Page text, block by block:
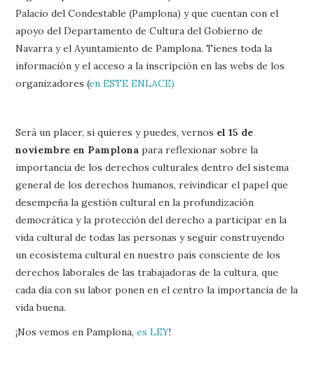
Palacio del Condestable (Pamplona) y que cuentan con el
apoyo del Departamento de Cultura del Gobierno de
Navarra y el Ayuntamiento de Pamplona. Tienes toda la
información y el acceso a la inscripción en las webs de los
organizadores (en ESTE ENLACE)
Será un placer, si quieres y puedes, vernos el 15 de
noviembre en Pamplona para reflexionar sobre la
importancia de los derechos culturales dentro del sistema
general de los derechos humanos, reivindicar el papel que
desempeña la gestión cultural en la profundización
democrática y la protección del derecho a participar en la
vida cultural de todas las personas y seguir construyendo
un ecosistema cultural en nuestro país consciente de los
derechos laborales de las trabajadoras de la cultura, que
cada día con su labor ponen en el centro la importancia de la
vida buena.
¡Nos vemos en Pamplona,es LEY!